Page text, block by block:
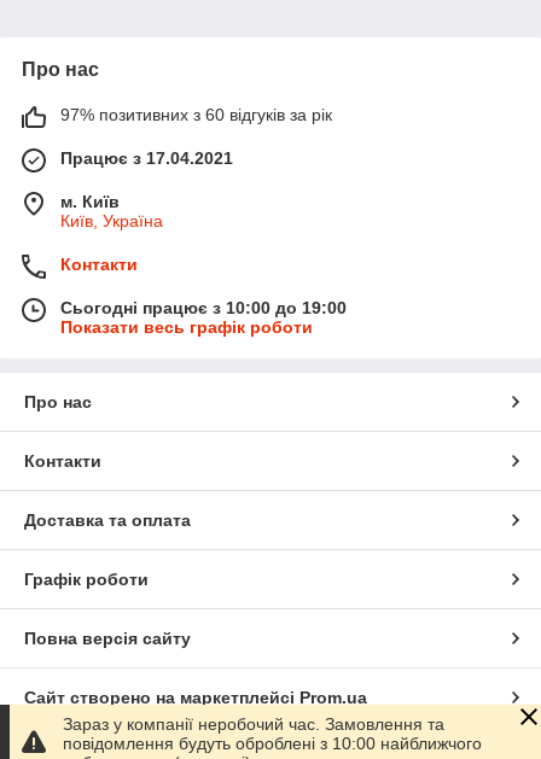
Про нас
97% позитивних з 60 відгуків за рік
Працює з 17.04.2021
м. Київ
Київ, Україна
Контакти
Сьогодні працює з 10:00 до 19:00
Показати весь графік роботи
Про нас
Контакти
Доставка та оплата
Графік роботи
Повна версія сайту
Сайт створено на маркетплейсі Prom.ua
Зараз у компанії неробочий час. Замовлення та
повідомлення будуть оброблені з 10:00 найближчого